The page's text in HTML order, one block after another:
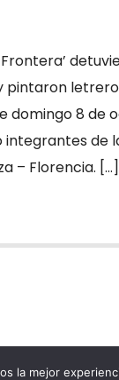
Frontera’
pintaron
domingo 8 de
de
– Florencia. […]
la mejor